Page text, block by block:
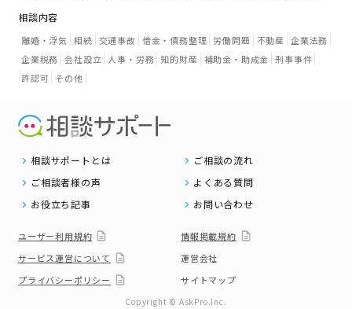
相談内容
離婚・浮気 相続 交通事故 借金・債務整理 労働問題 不動産 企業法務
企業税務 会社設立 人事・労務 知的財産 補助金・助成金 刑事事件
許認可 その他
相談サポートとは
ご相談の流れ
ご相談者様の声
よくある質問
お役立ち記事
お問い合わせ
ユーザー利用規約
情報掲載規約
サービス運営について
運営会社
プライバシーポリシー
サイトマップ
Copyright © AskPro.Inc.